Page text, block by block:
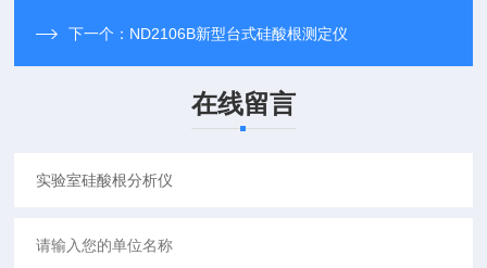
下一个： ND2106B新型台式硅酸根测定仪
在线留言